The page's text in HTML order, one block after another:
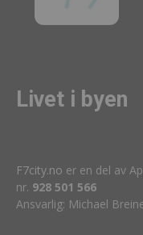
Livet i byen
F7city.no er en del av
nr. 928 501 566
Ansvarlig: Michael